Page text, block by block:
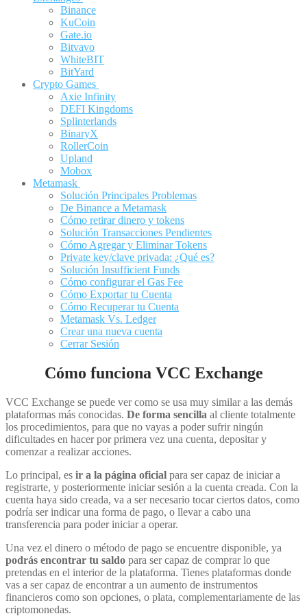
Binance
KuCoin
Gate.io
Bitvavo
WhiteBIT
BitYard
Crypto Games
Axie Infinity
DEFI Kingdoms
Splinterlands
BinaryX
RollerCoin
Upland
Mobox
Metamask
Solución Principales Problemas
De Binance a Metamask
Cómo retirar dinero y tokens
Solución Transacciones Pendientes
Cómo Agregar y Eliminar Tokens
Private key/clave privada: ¿Qué es?
Solución Insufficient Funds
Cómo configurar el Gas Fee
Cómo Exportar tu Cuenta
Cómo Recuperar tu Cuenta
Metamask Vs. Ledger
Crear una nueva cuenta
Cerrar Sesión
Cómo funciona VCC Exchange
VCC Exchange se puede ver como se usa muy similar a las demás
plataformas más conocidas. De forma sencilla al cliente totalmente
los procedimientos, para que no vayas a poder sufrir ningún
dificultades en hacer por primera vez una cuenta, depositar y
comenzar a realizar acciones.
Lo principal, es ir a la página oficial para ser capaz de iniciar a
registrarte, y posteriormente iniciar sesión a la cuenta creada. Con la
cuenta haya sido creada, va a ser necesario tocar ciertos datos, como
podría ser indicar una forma de pago, o llevar a cabo una
transferencia para poder iniciar a operar.
Una vez el dinero o método de pago se encuentre disponible, ya
podrás encontrar tu saldo para ser capaz de comprar lo que
pretendas en el interior de la plataforma. Tienes plataformas donde
vas a ser capaz de encontrar a un aumento de instrumentos
financieros como son opciones, o plata, complementariamente de las
criptomonedas.